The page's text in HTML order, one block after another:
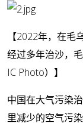
【2022年，在毛
经过多年治沙，
IC Photo）】
中国在大气污染
里减少的空气污